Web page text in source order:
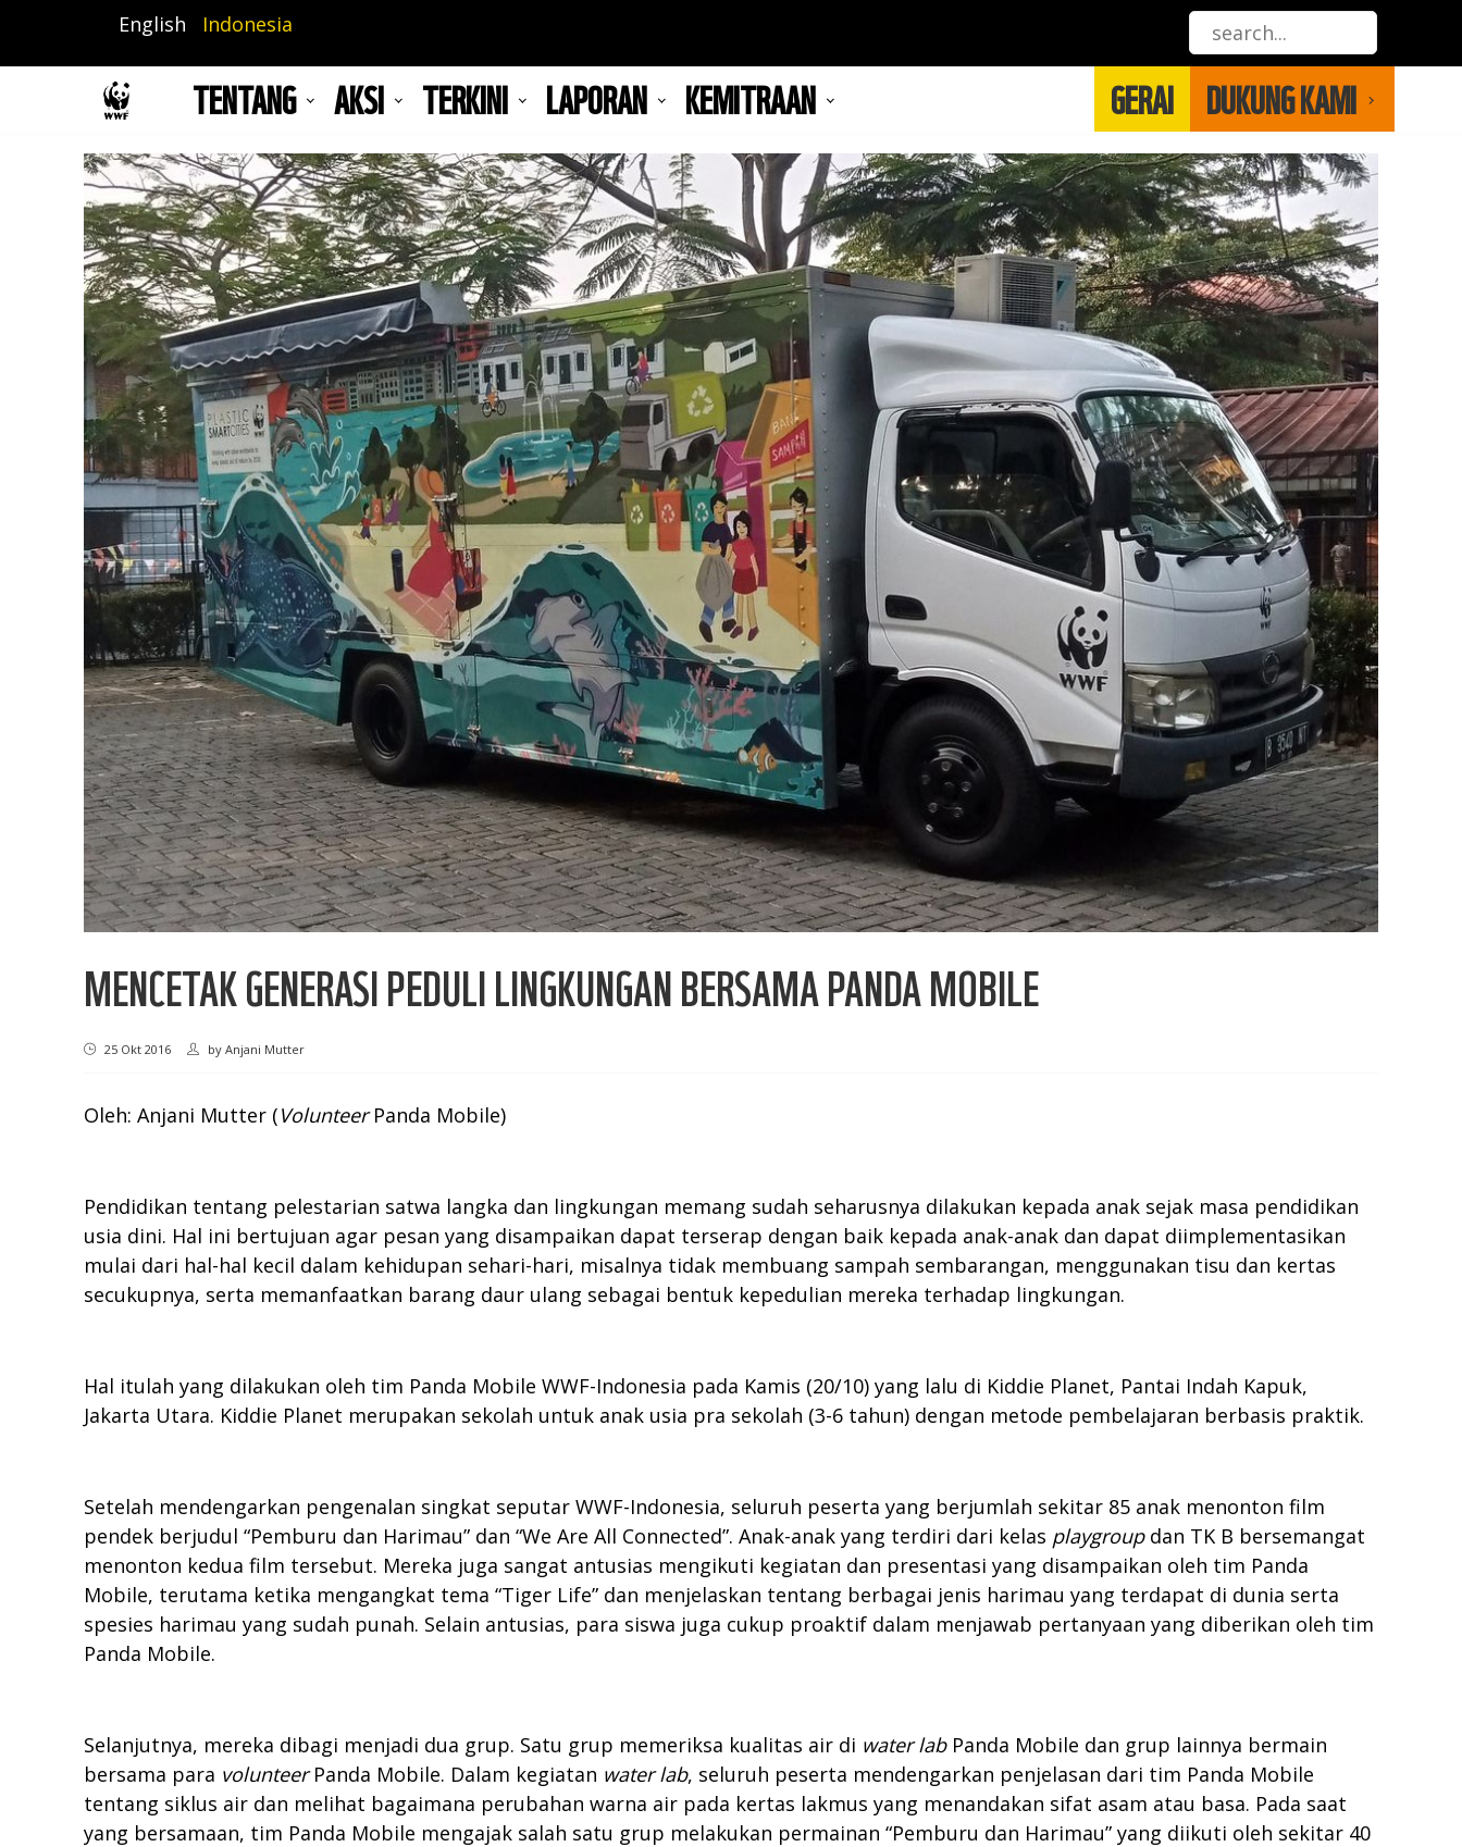
isi
English Indonesia
TENTANG AKSI TERKINI LAPORAN KEMITRAAN GERAI DUKUNG KAMI
MENCETAK GENERASI PEDULI LINGKUNGAN BERSAMA PANDA MOBILE
25 Okt 2016 by Anjani Mutter
Oleh: Anjani Mutter (VolunteerPanda Mobile)
Pendidikan tentang pelestarian satwa langka dan lingkungan memang sudah seharusnya dilakukan kepada anak sejak masa pendidikan
usia dini. Hal ini bertujuan agar pesan yang disampaikan dapat terserap dengan baik kepada anak-anak dan dapat diimplementasikan
mulai dari hal-hal kecil dalam kehidupan sehari-hari, misalnya tidak membuang sampah sembarangan, menggunakan tisu dan kertas
secukupnya, serta memanfaatkan barang daur ulang sebagai bentuk kepedulian mereka terhadap lingkungan.
Hal itulah yang dilakukan oleh tim Panda Mobile WWF-Indonesia pada Kamis (20/10) yang lalu di Kiddie Planet, Pantai Indah Kapuk,
Jakarta Utara. Kiddie Planet merupakan sekolah untuk anak usia pra sekolah (3-6 tahun) dengan metode pembelajaran berbasis praktik.
Setelah mendengarkan pengenalan singkat seputar WWF-Indonesia, seluruh peserta yang berjumlah sekitar 85 anak menonton film
pendek berjudul “Pemburu dan Harimau” dan “We Are All Connected”. Anak-anak yang terdiri dari kelas playgroupdan TK B bersemangat
menonton kedua film tersebut. Mereka juga sangat antusias mengikuti kegiatan dan presentasi yang disampaikan oleh tim Panda
Mobile, terutama ketika mengangkat tema “Tiger Life” dan menjelaskan tentang berbagai jenis harimau yang terdapat di dunia serta
spesies harimau yang sudah punah. Selain antusias, para siswa juga cukup proaktif dalam menjawab pertanyaan yang diberikan oleh tim
Panda Mobile.
Selanjutnya, mereka dibagi menjadi dua grup. Satu grup memeriksa kualitas air di water labPanda Mobile dan grup lainnya bermain
bersama para volunteerPanda Mobile. Dalam kegiatan water lab, seluruh peserta mendengarkan penjelasan dari tim Panda Mobile
tentang siklus air dan melihat bagaimana perubahan warna air pada kertas lakmus yang menandakan sifat asam atau basa. Pada saat
yang bersamaan, tim Panda Mobile mengajak salah satu grup melakukan permainan “Pemburu dan Harimau” yang diikuti oleh sekitar 40